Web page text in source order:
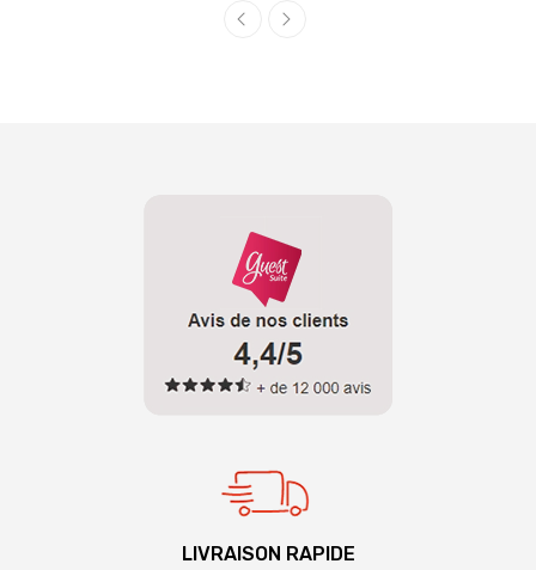
LIVRAISON RAPIDE